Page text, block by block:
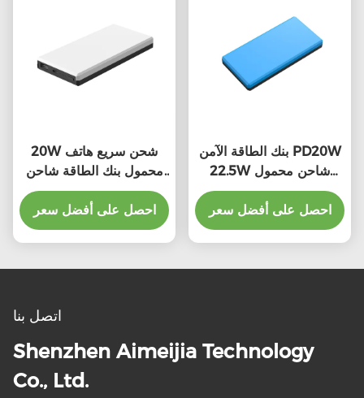
20W شحن سريع هاتف
محمول بنك الطاقة شاحن
10000mah متعددة الألوان
احصل على أفضل سعر
بنك الطاقة الآمن PD20W
22.5W شاحن محمول
سريع الشحن
احصل على أفضل سعر
اتصل بنا
Shenzhen Aimeijia Technology
Co., Ltd.